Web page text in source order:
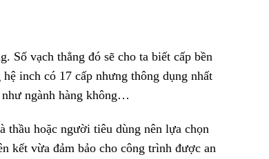
Số vạch thẳng đó sẽ cho ta biết cấp bền
inch có 17 cấp nhưng thông dụng nhất
ngành hàng không…
thầu hoặc người tiêu dùng nên lựa chọn
kết vừa đảm bảo cho công trình được an